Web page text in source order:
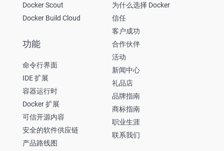
Docker Scout
Docker Build Cloud
功能
命令行界面
IDE 扩展
容器运行时
Docker 扩展
可信开源内容
安全的软件供应链
产品路线图
为什么选择 Docker
信任
客户成功
合作伙伴
活动
新闻中心
礼品店
品牌指南
商标指南
职业生涯
联系我们